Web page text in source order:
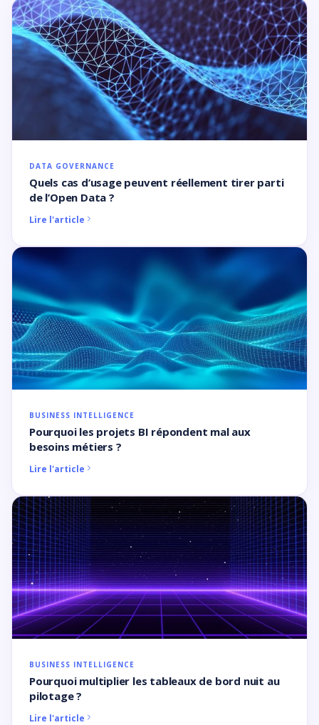
DATA GOVERNANCE
Quels cas d’usage peuvent réellement tirer parti
de l’Open Data ?
Lire l'article
BUSINESS INTELLIGENCE
Pourquoi les projets BI répondent mal aux
besoins métiers ?
Lire l'article
BUSINESS INTELLIGENCE
Pourquoi multiplier les tableaux de bord nuit au
pilotage ?
Lire l'article